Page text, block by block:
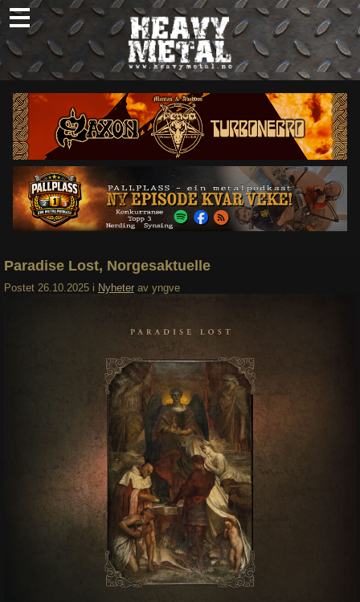
Skip
to
content
Nyheter
Omtaler
Intervjuer
Om oss
Abonner
Søk
Paradise Lost, Norgesaktuelle
Postet 26.10.2025 i Nyheter av yngve